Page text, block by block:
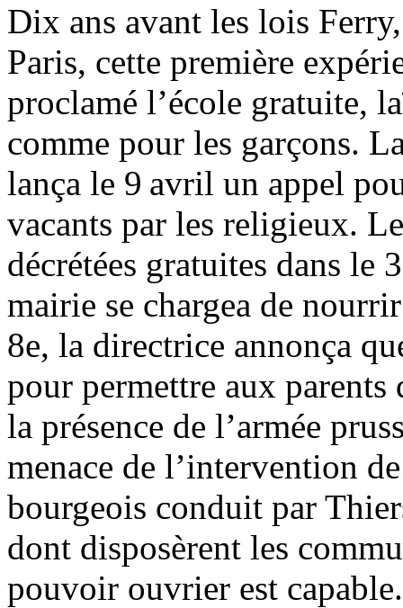
Dix ans avant les lois
Paris, cette première
proclamé l’école gratuite,
comme pour les garçons.
lança le 9 avril un appel
vacants par les religieux.
décrétées gratuites dans le
mairie se chargea de
8e, la directrice annonça
pour permettre aux parents
la présence de l’armée
menace de l’intervention
bourgeois conduit par
dont disposèrent les
pouvoir ouvrier est capable.